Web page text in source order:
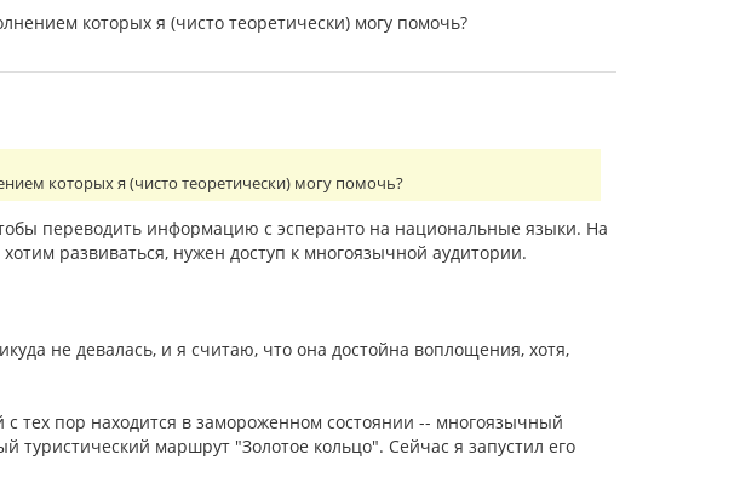
которых я (чисто теоретически) могу помочь?
которых я (чисто теоретически) могу помочь?
переводить информацию с эсперанто на национальные языки. На
развиваться, нужен доступ к многоязычной аудитории.
не девалась, и я считаю, что она достойна воплощения, хотя,
с тех пор находится в замороженном состоянии -- многоязычный
туристический маршрут "Золотое кольцо". Сейчас я запустил его